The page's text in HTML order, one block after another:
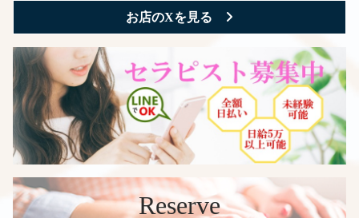
aromarenren-02/ ★富田さん体験取材ブ
ログ↓ https://blog.momipara.jp/tokyo-
日(木)出勤予定です ★逢沢さん18:00～
★麻木さん20:00～ ★咲村さん21:00～
お電話お待ちしております
寧にリンパマッサージを施術したコー
スです。 カラダもココロも癒しをお
求めのお客様におススメのコース。
ワンランク上の夢のような時間に包ま
れます。 地域NO1メンズエステ宣言
です↓お得な情報もりだくさん
https://www.esthe-ranking.jp/nihonbashi/
★東村さん体験取材ブログ↓
https://kmp2-taro.net/nihonbashi-
aromarenren-02/ ★富田さん体験取材ブ
ログ↓ https://blog.momipara.jp/tokyo-
area/tokyo-009/momitaiken-508/ ★08月05
お店のXを見る
Reserve